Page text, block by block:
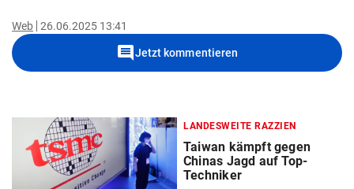
Web 26.06.2025 13:41
commentJetzt kommentieren
LANDESWEITE RAZZIEN
Taiwan kämpft gegen
Chinas Jagd auf Top-
Techniker